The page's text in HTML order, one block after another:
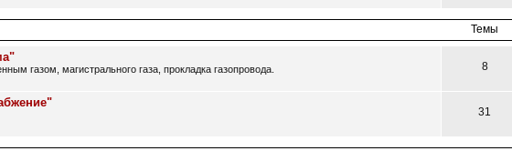
Темы
газом, магистрального газа, прокладка газопровода.
8
31